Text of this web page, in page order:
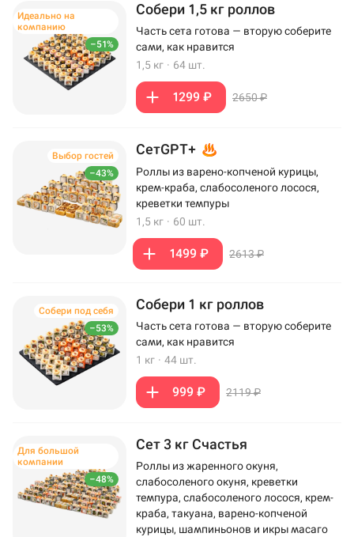
–51%
Идеально на
компанию
Собери 1,5 кг роллов
Часть сета готова — вторую соберите
сами, как нравится
1,5 кг · 64 шт.
1299 ₽ 2650 ₽
–43%
Выбор гостей СетGPT+
Роллы из варено-копченой курицы,
крем-краба, слабосоленого лосося,
креветки темпуры
1,5 кг · 60 шт.
1499 ₽ 2613 ₽
–53%
Собери под себя Собери 1 кг роллов
Часть сета готова — вторую соберите
сами, как нравится
1 кг · 44 шт.
999 ₽ 2119 ₽
–48%
Для большой
компании
Сет 3 кг Счастья
Роллы из жаренного окуня,
слабосоленого окуня, креветки
темпура, слабосоленого лосося, крем-
краба, такуана, варено-копченой
курицы, шампиньонов и икры масаго